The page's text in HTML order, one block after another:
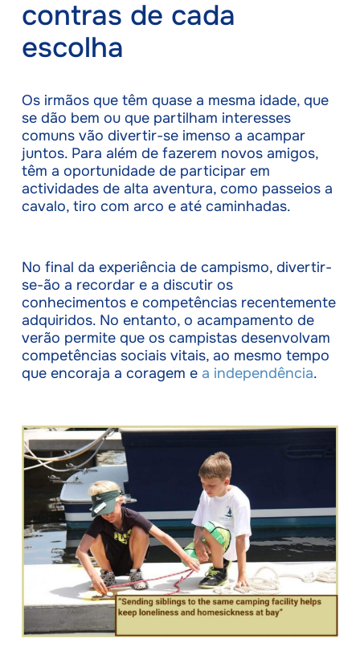
contras de cada
escolha
Os irmãos que têm quase a mesma idade, que
se dão bem ou que partilham interesses
comuns vão divertir-se imenso a acampar
juntos. Para além de fazerem novos amigos,
têm a oportunidade de participar em
actividades de alta aventura, como passeios a
cavalo, tiro com arco e até caminhadas.
No final da experiência de campismo, divertir-
se-ão a recordar e a discutir os
conhecimentos e competências recentemente
adquiridos. No entanto, o acampamento de
verão permite que os campistas desenvolvam
competências sociais vitais, ao mesmo tempo
que encoraja a coragem e a independência.